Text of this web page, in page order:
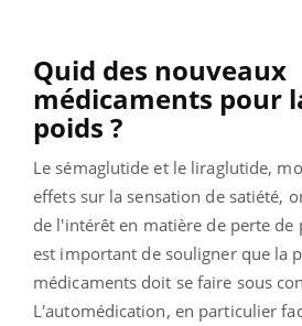
Quid des nouveaux
médicaments pour
poids ?
Le sémaglutide et le liraglutide,
effets sur la sensation de satiété,
de l'intérêt en matière de perte de
est important de souligner que la
médicaments doit se faire sous
L'automédication, en particulier